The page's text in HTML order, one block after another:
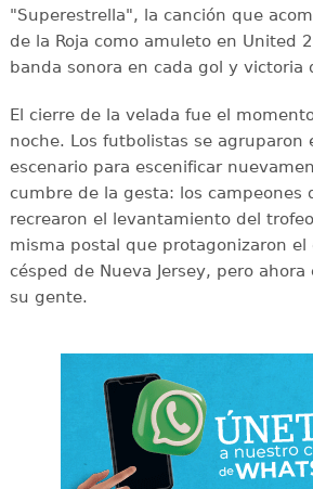
"Superestrella", la canción que
de la Roja como amuleto en United
banda sonora en cada gol y victoria
El cierre de la velada fue el
noche. Los futbolistas se agruparon
escenario para escenificar
cumbre de la gesta: los campeones
recrearon el levantamiento del
misma postal que protagonizaron el
césped de Nueva Jersey, pero
su gente.